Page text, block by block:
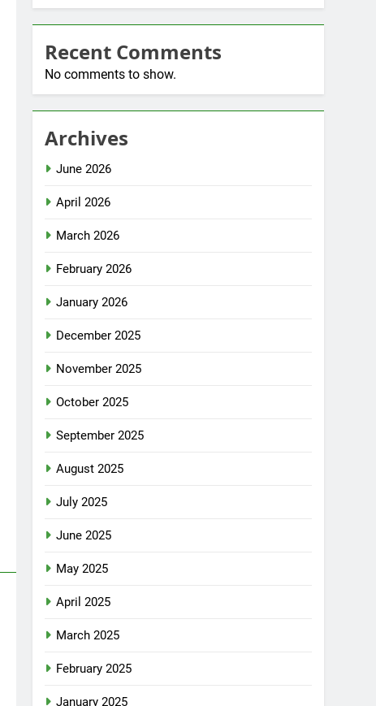
Recent Comments
No comments to show.
Archives
June 2026
April 2026
March 2026
February 2026
January 2026
December 2025
November 2025
October 2025
September 2025
August 2025
July 2025
June 2025
May 2025
April 2025
March 2025
February 2025
January 2025